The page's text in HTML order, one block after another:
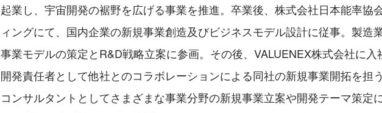
起業し、宇宙開発の裾野を広げる事業を推進。卒業後、株式会社日本能率協
ィングにて、国内企業の新規事業創造及びビジネスモデル設計に従事。製造業
事業モデルの策定とR&D戦略立案に参画。その後、VALUENEX株式会社に入
開発責任者として他社とのコラボレーションによる同社の新規事業開拓を担う
コンサルタントとしてさまざまな事業分野の新規事業立案や開発テーマ策定